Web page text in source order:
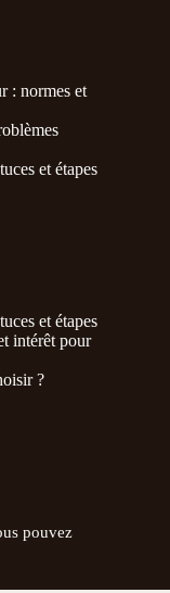
: normes et
et étapes
et étapes
intérêt pour
?
pouvez